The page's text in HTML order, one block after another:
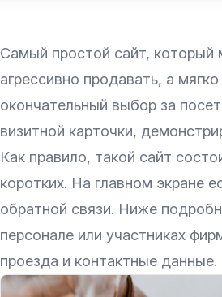
Самый простой сайт, который
агрессивно продавать, а
окончательный выбор за
визитной карточки,
Как правило, такой сайт
коротких. На главном экране
обратной связи. Ниже
персонале или участниках
проезда и контактные данные.